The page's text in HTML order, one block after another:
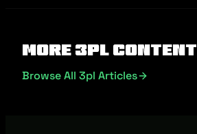
More 3pl Content
Browse All 3pl Articles